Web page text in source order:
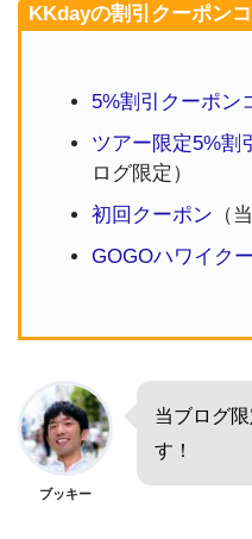
KKdayの割引クーポン
5%割引クーポン
ツアー限定5%割
ログ限定）
初回クーポン （
GOGOハワイク
ブッキー
当ブログ
す！